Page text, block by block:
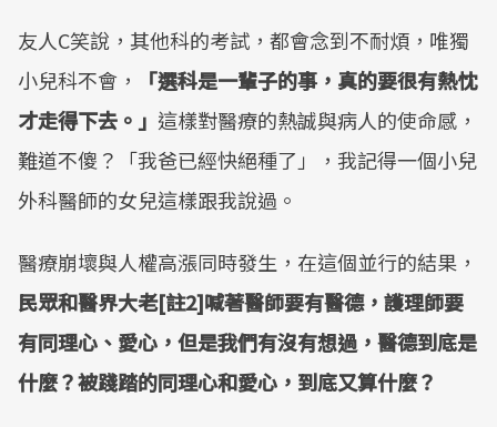
友人C笑說，其他科的考試，都會念到不耐煩，唯獨
小兒科不會，
「選科是一輩子的事，真的要很有熱忱
才走得下去。」 這樣對醫療的熱誠與病人的使命感，
難道不傻？「我爸已經快絕種了」，我記得一個小兒
外科醫師的女兒這樣跟我說過。
醫療崩壞與人權高漲同時發生，在這個並行的結果，
民眾和醫界大老[註2]喊著醫師要有醫德，護理師要
有同理心、愛心，但是我們有沒有想過，醫德到底是
什麼？被踐踏的同理心和愛心，到底又算什麼？